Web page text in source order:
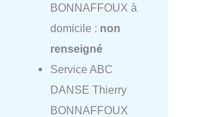
BONNAFFOUX à
domicile : non
renseigné
Service ABC
DANSE Thierry
BONNAFFOUX